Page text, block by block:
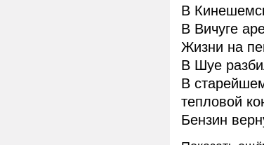
В
В Вичуге
Жизни на
В Шуе
В
тепловой
Бензин